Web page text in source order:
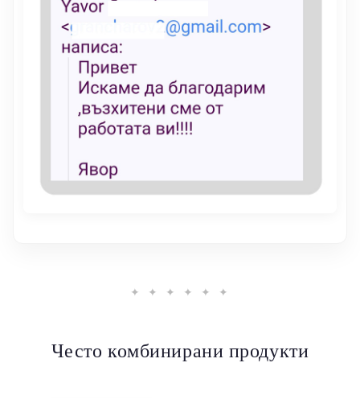
✦ ✦ ✦ ✦ ✦ ✦
Често комбинирани продукти